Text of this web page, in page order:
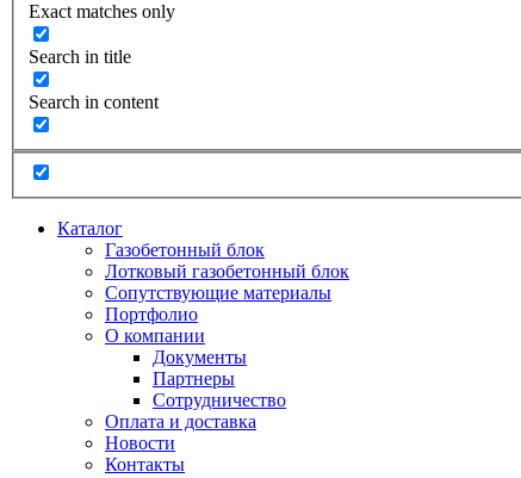
Exact matches only
Search in title
Search in content
Каталог
Газобетонный блок
Лотковый газобетонный блок
Сопутствующие материалы
Портфолио
О компании
Документы
Партнеры
Сотрудничество
Оплата и доставка
Новости
Контакты